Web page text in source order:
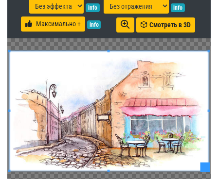
info info
Максимально + info Смотреть в 3D